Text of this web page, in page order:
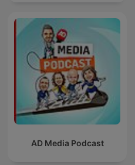
AD Media Podcast